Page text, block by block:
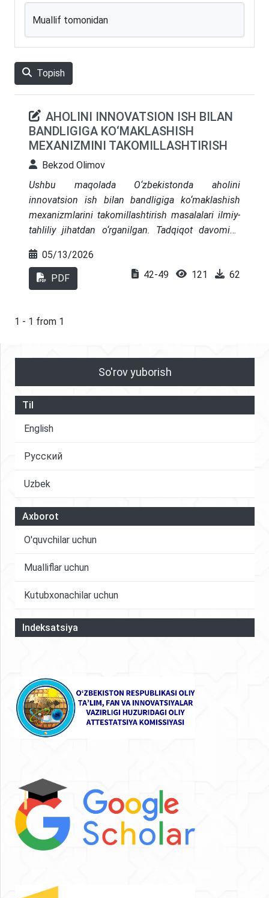
Muallif tomonidan
Topish
AHOLINI INNOVATSION ISH BILAN
BANDLIGIGA KO‘MAKLASHISH
MEXANIZMINI TAKOMILLASHTIRISH
Bekzod Olimov
Ushbu maqolada O‘zbekistonda aholini
innovatsion ish bilan bandligiga ko‘maklashish
mexanizmlarini takomillashtirish masalalari ilmiy-
tahliliy jihatdan o‘rganilgan. Tadqiqot davomida
qo‘llab-quvvatlash dasturlari va davlat-xususiy
sheriklik mexanizmlari kompleks tahlil qilingan.
Xalqaro tajriba (Janubiy Koreya, Finlandiya,
Uch ta murakkab jadval asosida empirik tahlil
05/13/2026
PDF 42-49 121 62
1 - 1 from 1
So'rov yuborish
Til
English
Русский
Uzbek
Axborot
O'quvchilar uchun
Mualliflar uchun
Kutubxonachilar uchun
Indeksatsiya